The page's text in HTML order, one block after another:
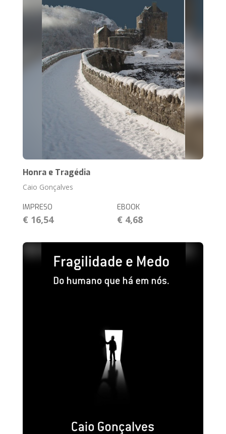
Honra e Tragédia
Caio Gonçalves
IMPRESO
€ 16,54
EBOOK
€ 4,68